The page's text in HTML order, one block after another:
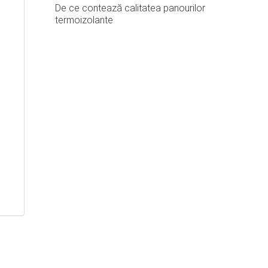
De ce contează calitatea panourilor
termoizolante